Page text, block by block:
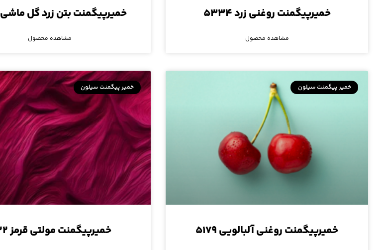
خمیرپیگمنت روغنی زرد ۵۳۳۴
مشاهده محصول
خمیرپیگمنت بتن زرد گل ماشی ۳۰۴۲
مشاهده محصول
خمیر پیگمنت سیلون
خمیرپیگمنت روغنی آلبالویی ۵۱۷۹
خمیر پیگمنت سیلون
خمیرپیگمنت مولتی قرمز ۸۱۲۲